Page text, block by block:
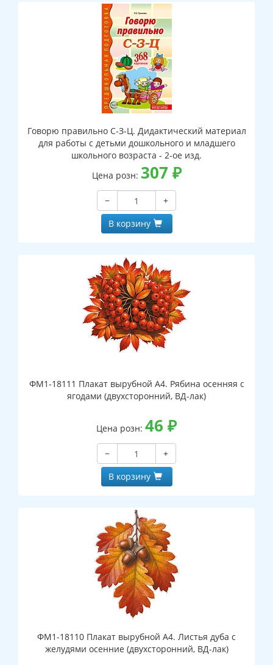
Говорю правильно С-З-Ц. Дидактический материал
для работы с детьми дошкольного и младшего
школьного возраста - 2-ое изд.
Цена розн: 307 ₽
−
+
В корзину
ФМ1-18111 Плакат вырубной А4. Рябина осенняя с
ягодами (двухсторонний, ВД-лак)
Цена розн: 46 ₽
−
+
В корзину
ФМ1-18110 Плакат вырубной А4. Листья дуба с
желудями осенние (двухсторонний, ВД-лак)